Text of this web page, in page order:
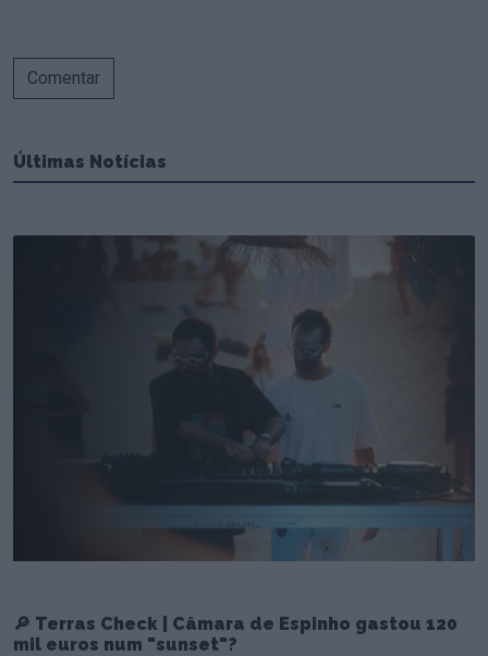
Comentar
Últimas Notícias
🔎 Terras Check | Câmara de Espinho gastou 120
mil euros num "sunset"?